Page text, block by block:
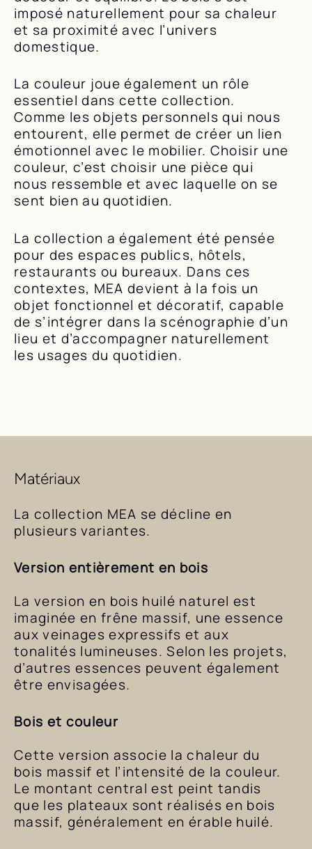
imposé naturellement pour sa chaleur
et sa proximité avec l’univers
domestique.
La couleur joue également un rôle
essentiel dans cette collection.
Comme les objets personnels qui nous
entourent, elle permet de créer un lien
émotionnel avec le mobilier. Choisir une
couleur, c’est choisir une pièce qui
nous ressemble et avec laquelle on se
sent bien au quotidien.
La collection a également été pensée
pour des espaces publics, hôtels,
restaurants ou bureaux. Dans ces
contextes, MEA devient à la fois un
objet fonctionnel et décoratif, capable
de s’intégrer dans la scénographie d’un
lieu et d’accompagner naturellement
les usages du quotidien.
Matériaux
La collection MEA se décline en
plusieurs variantes.
Version entièrement en bois
La version en bois huilé naturel est
imaginée en frêne massif, une essence
aux veinages expressifs et aux
tonalités lumineuses. Selon les projets,
d’autres essences peuvent également
être envisagées.
Bois et couleur
Cette version associe la chaleur du
bois massif et l’intensité de la couleur.
Le montant central est peint tandis
que les plateaux sont réalisés en bois
massif, généralement en érable huilé.